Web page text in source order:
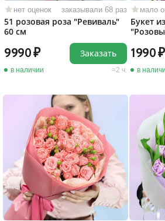
нет оценок заказывали 68 раз
51 розовая роза "Ревиваль"
60 см
9990
в наличии 2 ч.
Заказать
мало
Букет
1990
в